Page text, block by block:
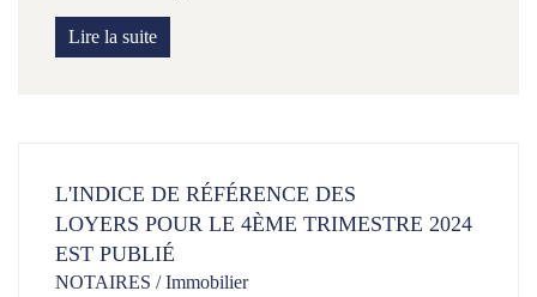
Lire la suite
L'INDICE DE RÉFÉRENCE DES
LOYERS POUR LE 4ÈME TRIMESTRE 2024
EST PUBLIÉ
NOTAIRES /Immobilier